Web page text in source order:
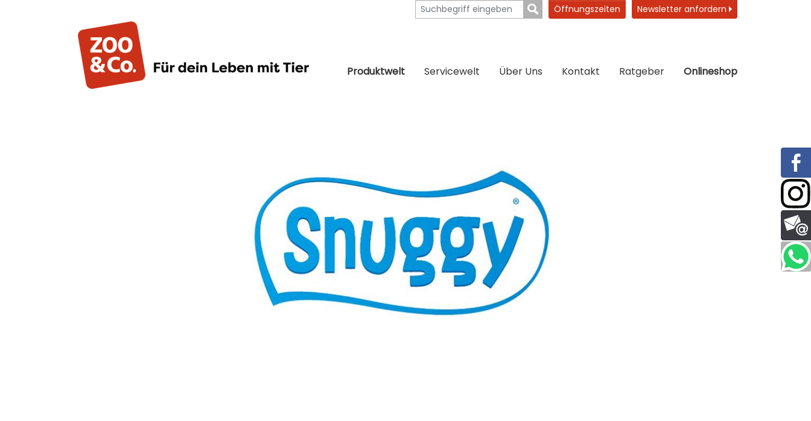
Öffnungszeiten Newsletter anfordern
Produktwelt Servicewelt Über Uns Kontakt Ratgeber Onlineshop